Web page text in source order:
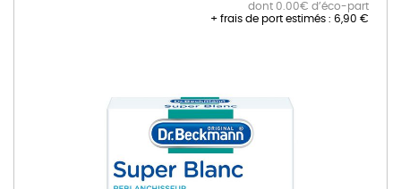
dont 0.00€ d’éco-part
+ frais de port estimés : 6,90 €